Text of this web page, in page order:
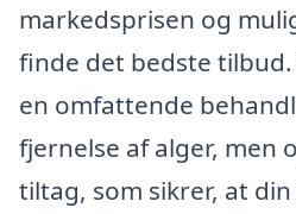
markedsprisen og
finde det bedste
en omfattende
fjernelse af alger, men
tiltag, som sikrer, at